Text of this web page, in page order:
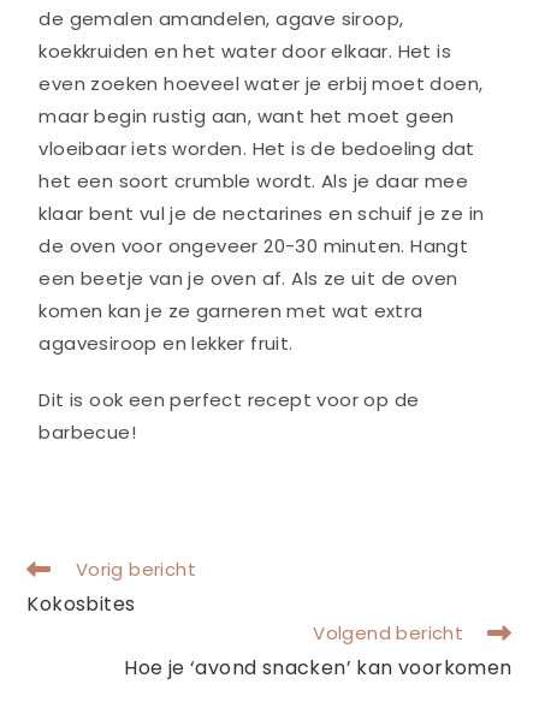
de gemalen amandelen, agave siroop,
koekkruiden en het water door elkaar. Het is
even zoeken hoeveel water je erbij moet doen,
maar begin rustig aan, want het moet geen
vloeibaar iets worden. Het is de bedoeling dat
het een soort crumble wordt. Als je daar mee
klaar bent vul je de nectarines en schuif je ze in
de oven voor ongeveer 20-30 minuten. Hangt
een beetje van je oven af. Als ze uit de oven
komen kan je ze garneren met wat extra
agavesiroop en lekker fruit.
Dit is ook een perfect recept voor op de
barbecue!
Vorig bericht
Kokosbites
Volgend bericht
Hoe je ‘avond snacken’ kan voorkomen